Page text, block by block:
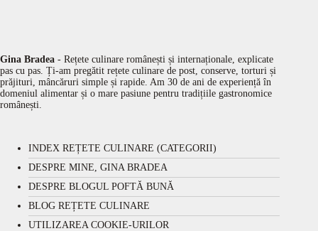
Gina Bradea - Rețete culinare românești și internaționale, explicate
pas cu pas. Ți-am pregătit rețete culinare de post, conserve, torturi și
prăjituri, mâncăruri simple și rapide. Am 30 de ani de experiență în
domeniul alimentar și o mare pasiune pentru tradițiile gastronomice
românești.
INDEX REȚETE CULINARE (CATEGORII)
DESPRE MINE, GINA BRADEA
DESPRE BLOGUL POFTĂ BUNĂ
BLOG REȚETE CULINARE
UTILIZAREA COOKIE-URILOR